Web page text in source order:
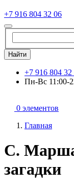
+7 916 804 32 06
Найти
+7 916 804 32
Пн-Вс 11:00-
0 элементов
Главная
С.
загадки